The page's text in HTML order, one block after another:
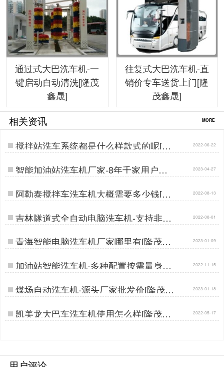
通过式大巴洗车机-一
键启动自动清洗[隆茂
鑫晟]
往复式大巴洗车机-直
销价专车送货上门[隆
茂鑫晟]
相关资讯 MORE
搅拌站洗车系统都是什么样款式的呢[隆
茂鑫晟]…
2022-06-22
智能加油站洗车机厂家-8年千家用户好
口碑[隆茂鑫晟]…
2023-04-27
阿勒泰搅拌车洗车机大概需要多少钱[隆
茂鑫晟]…
2022-08-13
吉林隧道式全自动电脑洗车机-支持非标
定制[隆茂鑫晟]…
2022-08-01
青海智能电脑洗车机厂家哪里有[隆茂鑫
晟]…
2023-01-09
加油站智能洗车机-多种配置按需量身定
做[隆茂鑫晟]…
2022-11-15
煤场自动洗车机-源头厂家批发价[隆茂鑫
晟]…
2023-01-18
凯美龙大巴车洗车机使用怎么样[隆茂鑫
晟]…
2022-05-17